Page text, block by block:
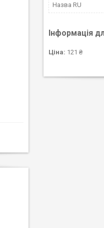
Назва RU
Інформація
Ціна: 121 ₴